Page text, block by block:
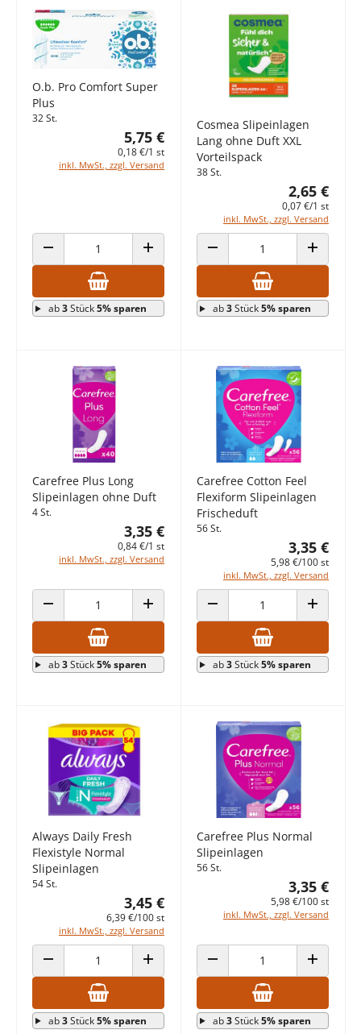
O.b. Pro Comfort Super
Plus
32 St.
5,75 €
0,18 €/1 st
inkl. MwSt., zzgl. Versand
ANZAHL VERRINGERN ANZAHL ERHÖHEN
ab3Stück5% sparen
Cosmea Slipeinlagen
Lang ohne Duft XXL
Vorteilspack
38 St.
2,65 €
0,07 €/1 st
inkl. MwSt., zzgl. Versand
ANZAHL VERRINGERN ANZAHL
ab3Stück5% sparen
Carefree Plus Long
Slipeinlagen ohne Duft
4 St.
3,35 €
0,84 €/1 st
inkl. MwSt., zzgl. Versand
ANZAHL VERRINGERN ANZAHL ERHÖHEN
ab3Stück5% sparen
Carefree Cotton Feel
Flexiform Slipeinlagen
Frischeduft
56 St.
3,35 €
5,98 €/100 st
inkl. MwSt., zzgl. Versand
ANZAHL VERRINGERN ANZAHL
ab3Stück5% sparen
Always Daily Fresh
Flexistyle Normal
Slipeinlagen
54 St.
3,45 €
6,39 €/100 st
inkl. MwSt., zzgl. Versand
ANZAHL VERRINGERN ANZAHL ERHÖHEN
ab3Stück5% sparen
Carefree Plus Normal
Slipeinlagen
56 St.
3,35 €
5,98 €/100 st
inkl. MwSt., zzgl. Versand
ANZAHL VERRINGERN ANZAHL
ab3Stück5% sparen